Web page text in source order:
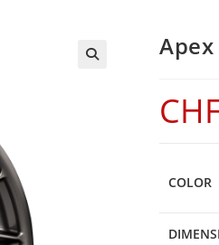
Apex
COLOR